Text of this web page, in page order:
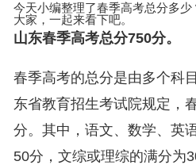
今天小编整理了春季高考总分多少
大家，一起来看下吧。
山东春季高考总分750分。
春季高考的总分是由多个科
东省教育招生考试院规定，
分。其中，语文、数学、英
50分，文综或理综的满分为